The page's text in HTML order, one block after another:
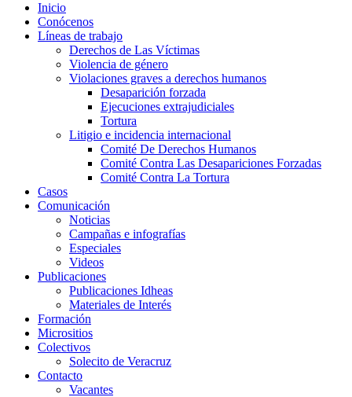
Inicio
Conócenos
Líneas de trabajo
Derechos de Las Víctimas
Violencia de género
Violaciones graves a derechos humanos
Desaparición forzada​
Ejecuciones extrajudiciales
Tortura
Litigio e incidencia internacional
Comité De Derechos Humanos​
Comité Contra Las Desapariciones Forzadas
Comité Contra La Tortura​
Casos
Comunicación
Noticias
Campañas e infografías
Especiales
Videos
Publicaciones
Publicaciones Idheas
Materiales de Interés
Formación
Micrositios
Colectivos
Solecito de Veracruz
Contacto
Vacantes